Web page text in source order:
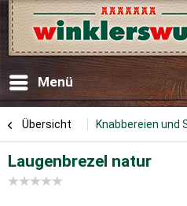
Menü
Übersicht Knabbereien und
Laugenbrezel natur